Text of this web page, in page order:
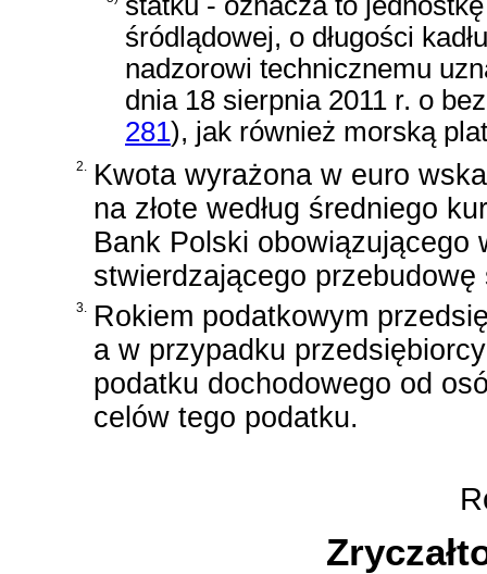
śródlądowej, o długości
nadzorowi technicznemu
dnia 18 sierpnia 2011 r. o
281), jak również morską
2. Kwota wyrażona w euro
na złote według średniego
Bank Polski obowiązującego
stwierdzającego przebudowę
3. Rokiem podatkowym
a w przypadku
podatku dochodowego od
celów tego podatku.